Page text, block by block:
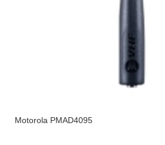
Motorola PMAD4095